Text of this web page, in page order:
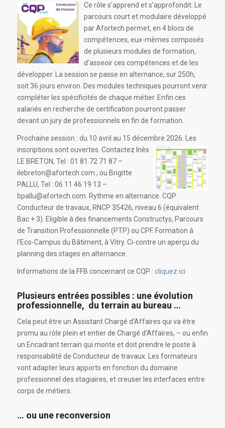
Ce rôle s’apprend et s’approfondit. Le
parcours court et modulaire développé
par Afortech permet, en 4 blocs de
compétences, eux-mêmes composés
de plusieurs modules de formation,
d’asseoir ces compétences et de les
développer. La session se passe en alternance, sur 250h,
soit 36 jours environ. Des modules techniques pourront venir
compléter les spécificités de chaque métier. Enfin ces
salariés en recherche de certification pourront passer
devant un jury de professionnels en fin de formation.
Prochaine session : du 10 avril au 15 décembre 2026. Les
inscriptions sont ouvertes. Contactez Inès
LE BRETON, Tel : 01 81 72 71 87 –
ilebreton@afortech.com ; ou Brigitte
PALLU, Tel : 06 11 46 19 13 –
bpallu@afortech.com. Rythme en alternance. CQP
Conducteur de travaux, RNCP 35426, niveau 6 (équivalent
Bac + 3). Eligible à des financements Constructys, Parcours
de Transition Professionnelle (PTP) ou CPF. Formation à
l’Eco-Campus du Bâtiment, à Vitry. Ci-contre un aperçu du
planning des stages en alternance.
Informations de la FFB concernant ce CQP : cliquez ici
Plusieurs entrées possibles : une évolution
professionnelle, du terrain au bureau …
Cela peut être un Assistant Chargé d’Affaires qui va être
promu au rôle plein et entier de Chargé d’Affaires, – ou enfin
un Encadrant terrain qui monte et doit prendre le poste à
responsabilité de Conducteur de travaux. Les formateurs
vont adapter leurs apports en fonction du domaine
professionnel des stagiaires, et creuser les interfaces entre
corps de métiers.
… ou une reconversion